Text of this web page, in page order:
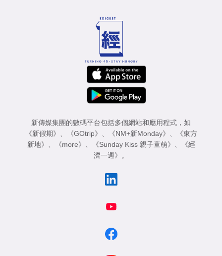
新傳媒集團的數碼平台包括多個網站和應用程式，如
《新假期》
《GOtrip》 《NM+新Monday》
《東方
新地》
《more》 《Sunday Kiss 親子童萌》
《經
濟一週》
。